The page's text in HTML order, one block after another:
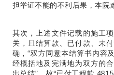
担举证不能的不利后果，本院
其次，上述文件记载的施工
关，且结算款、已付款、未
确，“双方同意本结算书内容
经概括地及完满地为双方的